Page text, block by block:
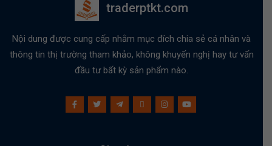
traderptkt.com
Nội dung được cung cấp nhằm mục đích chia sẻ cá nhân và
thông tin thị trường tham khảo, không khuyến nghị hay tư vấn
đầu tư bất kỳ sản phẩm nào.